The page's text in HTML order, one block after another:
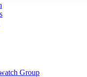
Group